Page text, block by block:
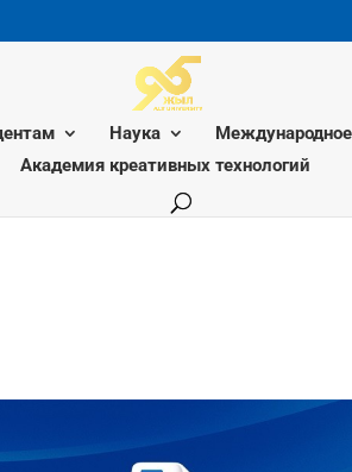
Наука
Академия креативных технологий